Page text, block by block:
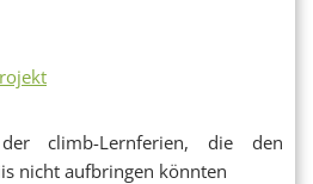
climb-Lernferien, die den
nicht aufbringen könnten